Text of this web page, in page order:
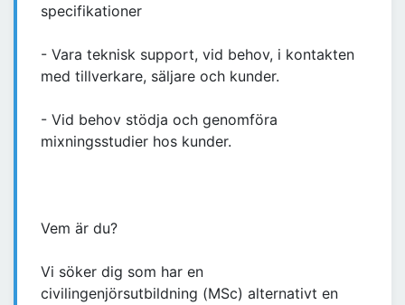
specifikationer
- Vara teknisk support, vid behov, i kontakten
med tillverkare, säljare och kunder.
- Vid behov stödja och genomföra
mixningsstudier hos kunder.
Vem är du?
Vi söker dig som har en
civilingenjörsutbildning (MSc) alternativt en